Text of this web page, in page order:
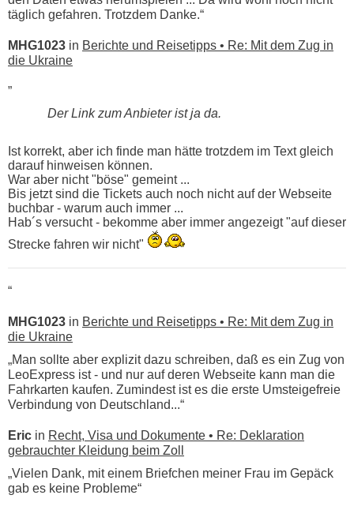
täglich gefahren. Trotzdem Danke.“
MHG1023 in Berichte und Reisetipps • Re: Mit dem Zug in
die Ukraine
„
Der Link zum Anbieter ist ja da.
Ist korrekt, aber ich finde man hätte trotzdem im Text gleich
darauf hinweisen können.
War aber nicht "böse" gemeint ...
Bis jetzt sind die Tickets auch noch nicht auf der Webseite
buchbar - warum auch immer ...
Hab´s versucht - bekomme aber immer angezeigt "auf dieser
Strecke fahren wir nicht"
“
MHG1023 in Berichte und Reisetipps • Re: Mit dem Zug in
die Ukraine
„Man sollte aber explizit dazu schreiben, daß es ein Zug von
LeoExpress ist - und nur auf deren Webseite kann man die
Fahrkarten kaufen. Zumindest ist es die erste Umsteigefreie
Verbindung von Deutschland...“
Eric in Recht, Visa und Dokumente • Re: Deklaration
gebrauchter Kleidung beim Zoll
„Vielen Dank, mit einem Briefchen meiner Frau im Gepäck
gab es keine Probleme“